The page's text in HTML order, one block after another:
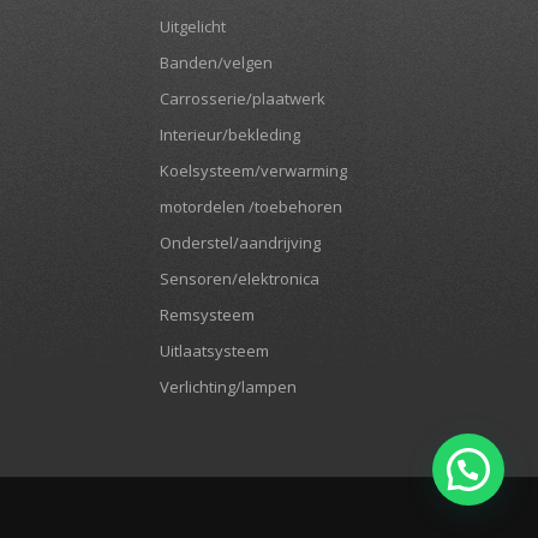
Uitgelicht
Banden/velgen
Carrosserie/plaatwerk
Interieur/bekleding
Koelsysteem/verwarming
motordelen /toebehoren
Onderstel/aandrijving
Sensoren/elektronica
Remsysteem
Uitlaatsysteem
Verlichting/lampen